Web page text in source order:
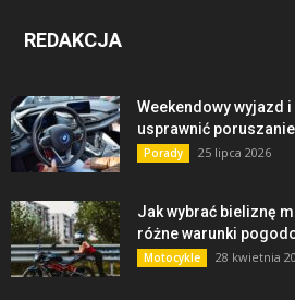
REDAKCJA
Weekendowy wyjazd
usprawnić
Porady 25 lipca 2026
Jak wybrać bieliznę
różne warunki
Motocykle 28 kwietnia